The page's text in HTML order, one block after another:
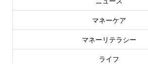
マネーケア
マネーリテラシー
ライフ